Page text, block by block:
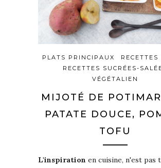
PLATS PRINCIPAUX
RECETTES
RECETTES SUCRÉES-
VÉGÉTALIEN
MIJOTÉ DE
PATATE DOUCE,
TOFU
L'inspiration en cuisine, n'est pas